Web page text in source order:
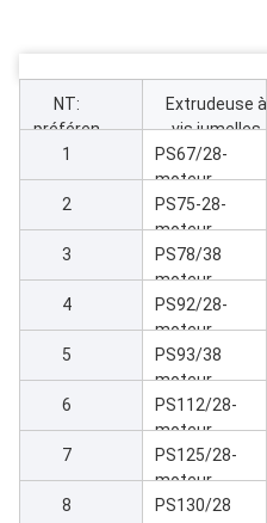
NT:
préféren
ce
Extrudeuse à
vis jumelles
parallèles en
PVC
1
PS67/28-
moteur
principal 30kw
Extrudeuse
2
PS75-28-
moteur
principal 37kw
Extrudeuse
3
PS78/38
moteur
principal 45 kW
Extrudeuse
4
PS92/28-
moteur
principal 55kw
Extrudeuse
5
PS93/38
moteur
principal 75 kW
Extrudeuse
6
PS112/28-
moteur
principal 90 kW
Extrudeuse
7
PS125/28-
moteur
principal 110kw
8
PS130/28